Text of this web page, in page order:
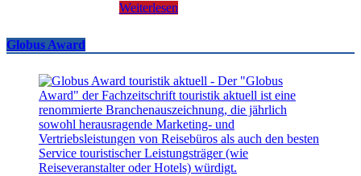
Weiterlesen
Globus Award